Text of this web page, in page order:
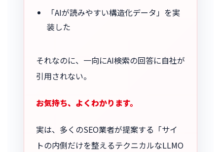
「AIが読みやすい構造化データ」を実
装した
それなのに、一向にAI検索の回答に自社が
引用されない。
お気持ち、よくわかります。
実は、多くのSEO業者が提案する「サイ
トの内側だけを整えるテクニカルなLLMO